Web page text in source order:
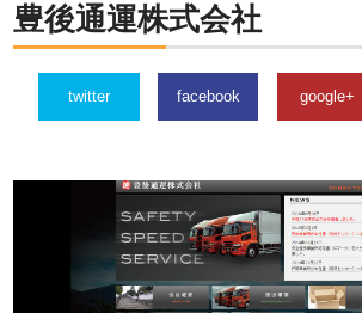
豊後通運株式会社
twitter facebook google+